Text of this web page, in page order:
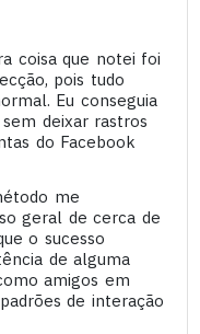
coisa que notei foi
pois tudo
Eu conseguia
deixar rastros
do Facebook
me
geral de cerca de
o sucesso
de alguma
amigos em
de interação